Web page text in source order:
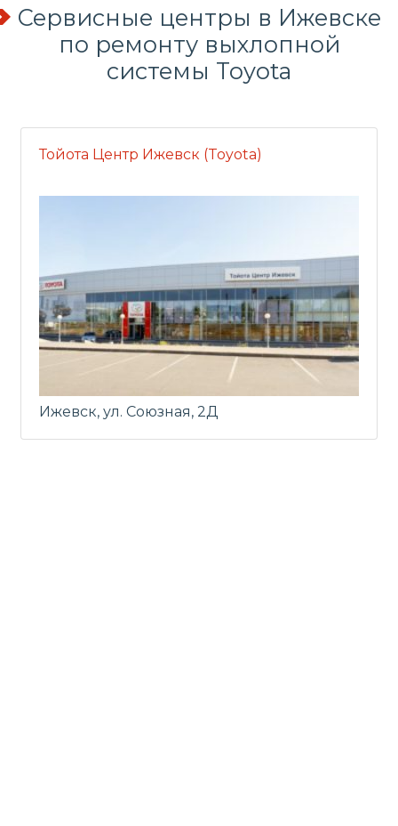
Сервисные центры в Ижевске
по ремонту выхлопной
системы Toyota
Тойота Центр Ижевск (Toyota)
Ижевск, ул. Союзная, 2Д